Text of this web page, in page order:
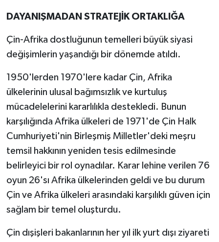
DAYANIŞMADAN STRATEJİK ORTAKLIĞA
Çin-Afrika dostluğunun temelleri büyük siyasi
değişimlerin yaşandığı bir dönemde atıldı.
1950'lerden 1970'lere kadar Çin, Afrika
ülkelerinin ulusal bağımsızlık ve kurtuluş
mücadelelerini kararlılıkla destekledi. Bunun
karşılığında Afrika ülkeleri de 1971'de Çin Halk
Cumhuriyeti'nin Birleşmiş Milletler'deki meşru
temsil hakkının yeniden tesis edilmesinde
belirleyici bir rol oynadılar. Karar lehine verilen 76
oyun 26'sı Afrika ülkelerinden geldi ve bu durum
Çin ve Afrika ülkeleri arasındaki karşılıklı güven için
sağlam bir temel oluşturdu.
Çin dışişleri bakanlarının her yıl ilk yurt dışı ziyareti